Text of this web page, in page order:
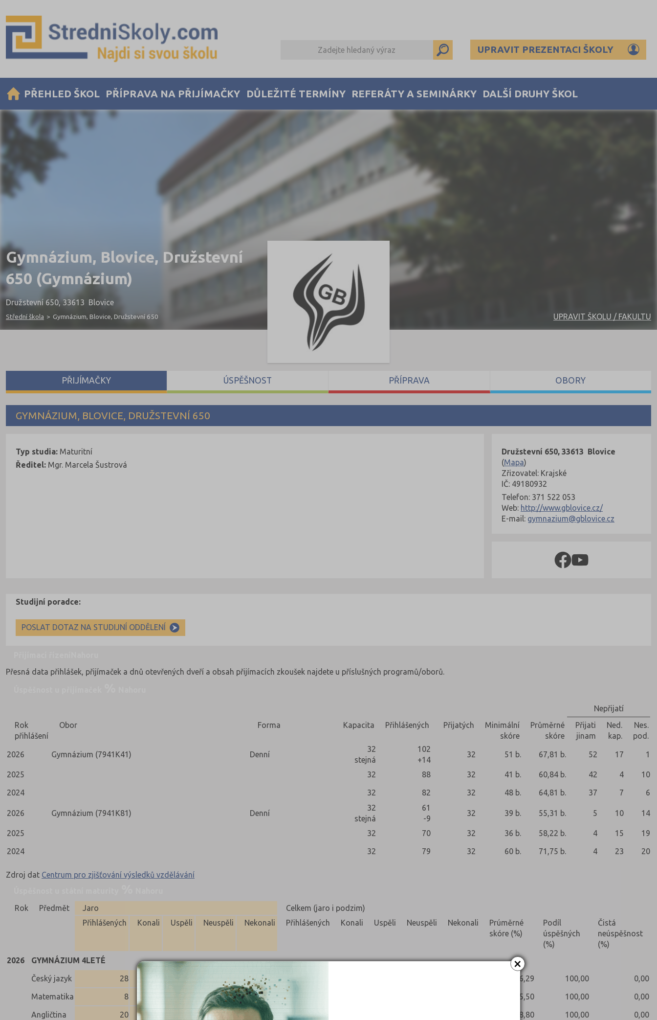
×
UPRAVIT PREZENTACI ŠKOLY
PŘEHLED ŠKOL PŘÍPRAVA NA PŘIJÍMAČKY DŮLEŽITÉ TERMÍNY REFERÁTY A SEMINÁRKY DALŠÍ DRUHY ŠKOL
Gymnázium, Blovice, Družstevní
650 (Gymnázium)
Družstevní 650, 33613 Blovice
Střední škola > Gymnázium, Blovice, Družstevní 650 UPRAVIT ŠKOLU / FAKULTU
GYMNÁZIUM, BLOVICE, DRUŽSTEVNÍ 650
Družstevní 650, 33613 Blovice
(Mapa)
Zřizovatel: Krajské
IČ: 49180932
Telefon: 371 522 053
Web: http://www.gblovice.cz/
E-mail: gymnazium@gblovice.cz
Typ studia: Maturitní
Ředitel: Mgr. Marcela Šustrová
Studijní poradce:
POSLAT DOTAZ NA STUDIJNÍ ODDĚLENÍ
PŘIJÍMAČKY ÚSPĚŠNOST PŘÍPRAVA OBORY
Přesná data přihlášek, přijímaček a dnů otevřených dveří a obsah přijímacích zkoušek najdete u příslušných programů/oborů.
Nepřijatí
Rok
přihlášení
Obor Forma Kapacita Přihlášených Přijatých
Minimální
skóre
Průměrné
skóre
Přijati
jinam
Ned.
kap.
Nes.
pod.
2026 Gymnázium (7941K41) Denní
32
stejná
102
+14
32 51 b. 67,81 b. 52 17 1
2025 32 88 32 41 b. 60,84 b. 42 4 10
2024 32 82 32 48 b. 64,81 b. 37 7 6
2026 Gymnázium (7941K81) Denní
32
stejná
61
-9
32 39 b. 55,31 b. 5 10 14
2025 32 70 32 36 b. 58,22 b. 4 15 19
2024 32 79 32 60 b. 71,75 b. 4 23 20
Zdroj dat Centrum pro zjišťování výsledků vzdělávání
Rok
Předmět Jaro
Celkem (jaro i podzim)
Přihlášených
Konali Uspěli Neuspěli Nekonali Přihlášených Konali Uspěli Neuspěli Nekonali
Prúměrné
skóre (%)
Podíl
úspěšných
(%)
Čistá
neúspěšnost
(%)
2026
GYMNÁZIUM 4LETÉ
Český jazyk 28 28 28 0 0 76,29 100,00 0,00
Matematika 8 8 8 0 0 55,50 100,00 0,00
Angličtina 20 20 20 0 0 88,80 100,00 0,00